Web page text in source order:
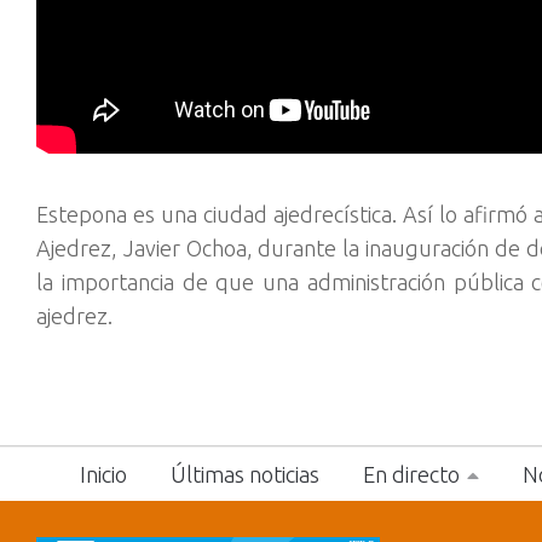
Estepona es una ciudad ajedrecística. Así lo
Ajedrez, Javier Ochoa, durante la inauguración de
la importancia de que una administración
ajedrez.
Inicio Últimas noticias En directo